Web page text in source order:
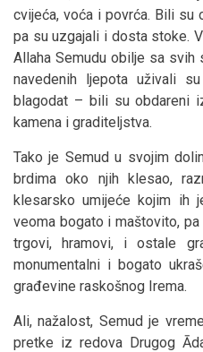
cvijeća, voća i povrća. Bili su
pa su uzgajali i dosta stoke.
Allaha Semudu obilje sa
navedenih ljepota uživali
blagodat – bili su obdareni
kamena i graditeljstva.
Tako je Semud u svojim
brdima oko njih klesao,
klesarsko umijeće kojim ih
veoma bogato i maštovito,
trgovi, hramovi, i ostale
monumentalni i bogato
građevine raskošnog Irema.
Ali, nažalost, Semud je
pretke iz redova Drugog